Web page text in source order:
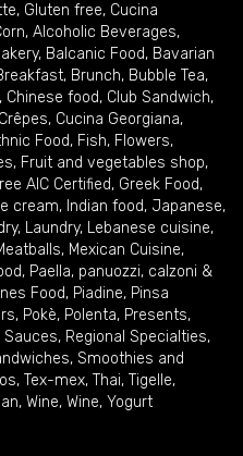
, Gluten free, Cucina
, Alcoholic Beverages,
, Balcanic Food, Bavarian
, Brunch, Bubble Tea,
, Chinese food, Club Sandwich,
Crêpes, Cucina Georgiana,
Food, Fish, Flowers,
, Fruit and vegetables shop,
AIC Certified, Greek Food,
cream, Indian food, Japanese,
, Laundry, Lebanese cuisine,
, Mexican Cuisine,
, Paella, panuozzi, calzoni &
Food, Piadine, Pinsa
, Pokè, Polenta, Presents,
Sauces, Regional Specialties,
, Smoothies and
, Tex-mex, Thai, Tigelle,
, Wine, Wine, Yogurt